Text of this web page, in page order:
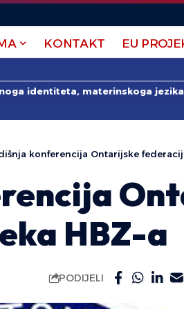
KONTAKT EU
identiteta, materinskoga
konferencija Ontarijske
HBZ-a
PODIJELI